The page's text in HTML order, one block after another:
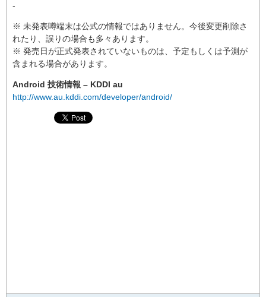
-
※ 未発表噂端末は公式の情報ではありません。今後変更削除さ
れたり、誤りの場合も多々あります。
※ 発売日が正式発表されていないものは、予定もしくは予測が
含まれる場合があります。
Android 技術情報 – KDDI au
http://www.au.kddi.com/developer/android/